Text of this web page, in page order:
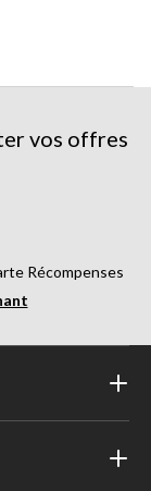
vos offres
Récompenses